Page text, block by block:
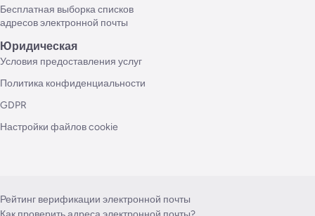
Бесплатная выборка списков
адресов электронной почты
Юридическая
Условия предоставления услуг
Политика конфиденциальности
GDPR
Настройки файлов cookie
Рейтинг верификации электронной почты